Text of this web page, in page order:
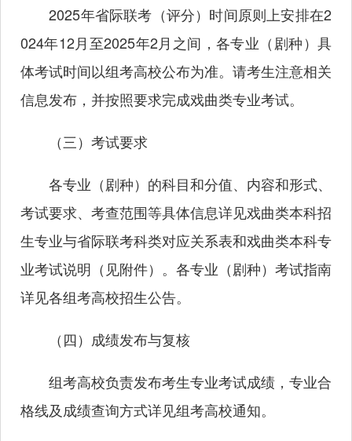
2025年省际联考（评分）时间原则上安排在2
024年12月至2025年2月之间，各专业（剧种）具
体考试时间以组考高校公布为准。请考生注意相关
信息发布，并按照要求完成戏曲类专业考试。
（三）考试要求
各专业（剧种）的科目和分值、内容和形式、
考试要求、考查范围等具体信息详见戏曲类本科招
生专业与省际联考科类对应关系表和戏曲类本科专
业考试说明（见附件）。各专业（剧种）考试指南
详见各组考高校招生公告。
（四）成绩发布与复核
组考高校负责发布考生专业考试成绩，专业合
格线及成绩查询方式详见组考高校通知。